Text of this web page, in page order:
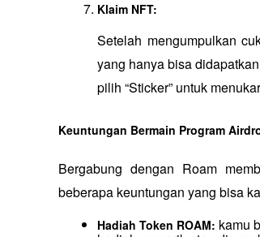
Klaim NFT:
Setelah mengumpulkan
yang hanya bisa
pilih “Sticker” untuk
Keuntungan Bermain Program
Bergabung dengan Roam
beberapa keuntungan yang bisa
Hadiah Token ROAM: kamu